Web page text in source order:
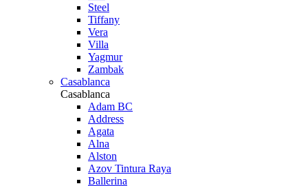
Steel
Tiffany
Vera
Villa
Yagmur
Zambak
Casablanca
Casablanca
Adam BC
Address
Agata
Alna
Alston
Azov Tintura Raya
Ballerina